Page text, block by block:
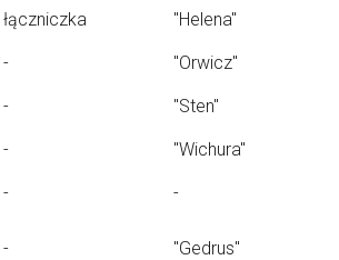
łączniczka "Helena"
- "Orwicz"
- "Sten"
- "Wichura"
- -
- "Gedrus"